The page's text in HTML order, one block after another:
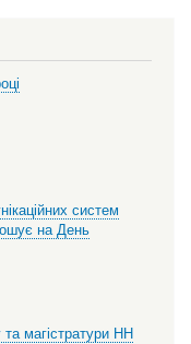
систем
на День
магістратури НН